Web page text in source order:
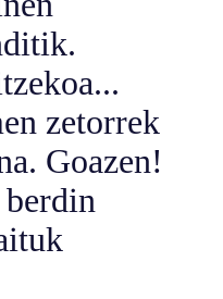
zetorrek
Goazen!